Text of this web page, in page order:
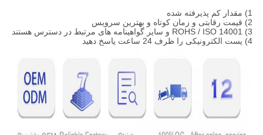
1) مقدار کم پذیرفته شده
2) قیمت رقابتی و زمان کوتاه و بهترین سرویس
3) ROHS / ISO 14001 و سایر گواهینامه های مرتبط در دسترس هستند
4) پست الکترونیکی را ظرف 24 ساعت پاسخ دهید